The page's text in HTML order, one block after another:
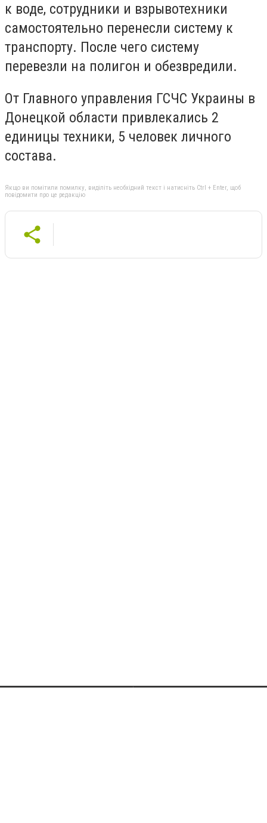
к воде, сотрудники и взрывотехники
самостоятельно перенесли систему к
транспорту. После чего систему
перевезли на полигон и обезвредили.
От Главного управления ГСЧС Украины в
Донецкой области привлекались 2
единицы техники, 5 человек личного
состава.
Якщо ви помітили помилку, виділіть необхідний текст і натисніть Ctrl + Enter, щоб
повідомити про це редакцію